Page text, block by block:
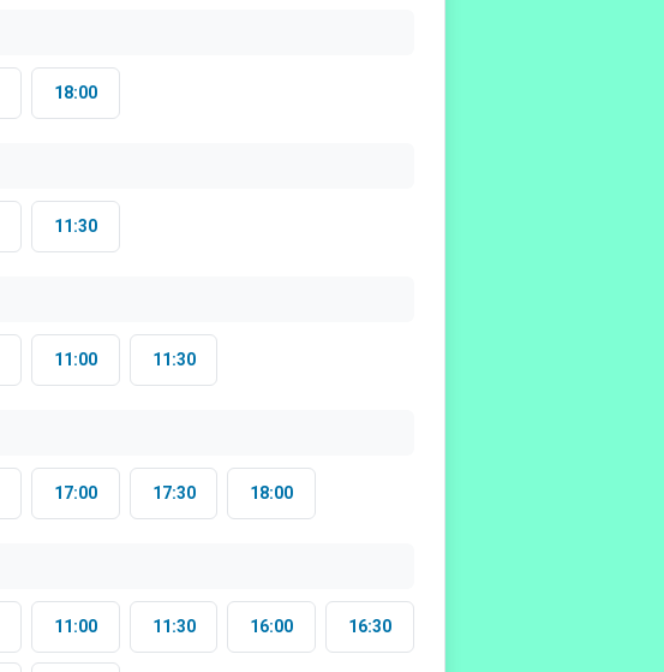
18:00
11:30
11:00 11:30
17:00 17:30 18:00
11:00 11:30 16:00 16:30